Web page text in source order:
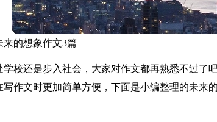
来的想象作文3篇
学校还是步入社会，大家对作文都再熟悉不过了
写作文时更加简单方便，下面是小编整理的未来